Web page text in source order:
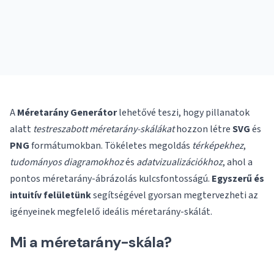
AMéretarány Generátorlehetővé teszi, hogy pillanatok
alatt testreszabott méretarány-skálákathozzon létreSVGés
PNGformátumokban. Tökéletes megoldás térképekhez,
tudományos diagramokhozés adatvizualizációkhoz, ahol a
pontos méretarány-ábrázolás kulcsfontosságú. Egyszerű és
intuitív felületünksegítségével gyorsan megtervezheti az
igényeinek megfelelő ideális méretarány-skálát.
Mi a méretarány-skála?